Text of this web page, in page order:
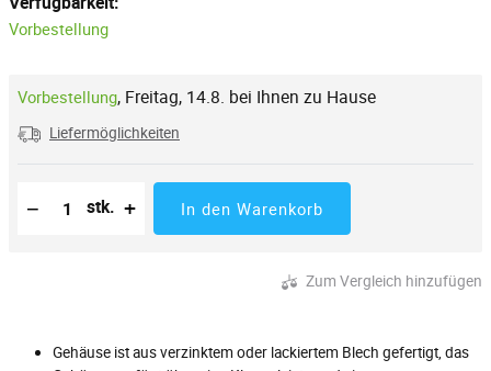
Vorbestellung
Vorbestellung, Freitag, 14.8. bei Ihnen zu Hause
Liefermöglichkeiten
−
Reduzierung der Menge
Anzahl der Stücke
stk. + In den Warenkorb
Zum Vergleich hinzufügen
Gehäuse ist aus verzinktem oder lackiertem Blech gefertigt, das